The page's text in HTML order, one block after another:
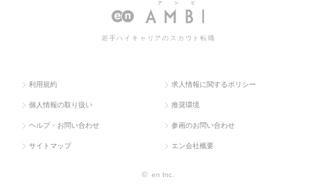
若手ハイキャリアのスカウト転職
利用規約 求人情報に関するポリシー
個人情報の取り扱い 推奨環境
ヘルプ・お問い合わせ 参画のお問い合わせ
サイトマップ エン会社概要
© en Inc.